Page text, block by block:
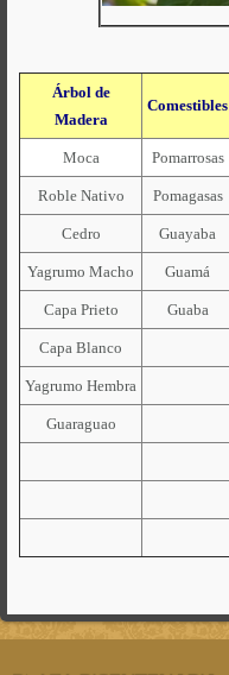
Árbol de
Madera
Comestibles
Moca Pomarrosas
Roble Nativo Pomagasas
Cedro Guayaba
Yagrumo Macho Guamá
Capa Prieto Guaba
Capa Blanco
Yagrumo Hembra
Guaraguao